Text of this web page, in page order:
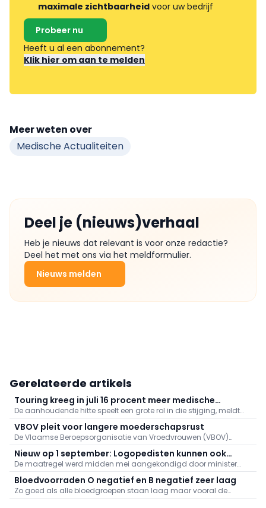
maximale zichtbaarheid voor uw bedrijf
Probeer nu
Heeft u al een abonnement?
Klik hier om aan te melden
Meer weten over
Medische Actualiteiten
Deel je (nieuws)verhaal
Heb je nieuws dat relevant is voor onze redactie?
Deel het met ons via het meldformulier.
Nieuws melden
Gerelateerde artikels
Touring kreeg in juli 16 procent meer medische
dossiers binnen: "Hitte speelt grote rol"
De aanhoudende hitte speelt een grote rol in die stijging, meldt
Touring. Er kwamen daarnaast veel oproepen binnen naar
aanleiding van de bosbranden in het zuiden van Europa.
VBOV pleit voor langere moederschapsrust
De Vlaamse Beroepsorganisatie van Vroedvrouwen (VBOV)
vraagt de federale overheid om de moederschapsrust uit te
breiden tot minstens zes maanden na de bevalling.
Nieuw op 1 september: Logopedisten kunnen ook
videoconsultaties aanbieden
De maatregel werd midden mei aangekondigd door minister
van Volksgezondheid Frank Vandenbroucke (Vooruit).
Bloedvoorraden O negatief en B negatief zeer laag
Zo goed als alle bloedgroepen staan laag maar vooral de
voorraden aan O negatief en B negatief baren zorgen.